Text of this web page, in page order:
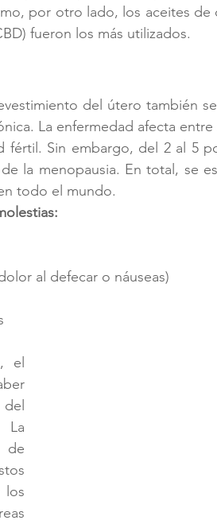
por otro lado, los aceites de
fueron los más utilizados.
del útero también
La enfermedad afecta
fértil. Sin embargo, del 2 al 5
la menopausia. En total, se
todo el mundo.
al defecar o náuseas)
el
La
de
los